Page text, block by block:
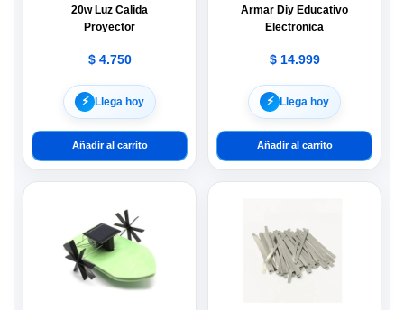
20w Luz Calida
Proyector
$4.750
⚡︎ Llega hoy
Añadir al carrito
Armar Diy Educativo
Electronica
$14.999
⚡︎ Llega hoy
Añadir al carrito